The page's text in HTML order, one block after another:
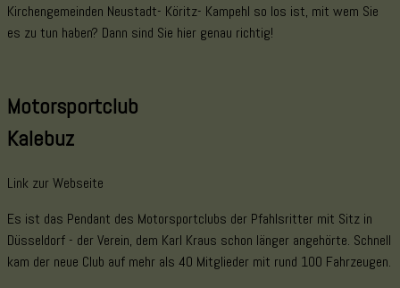
Kirchengemeinden Neustadt- Köritz- Kampehl so los ist, mit wem Sie
es zu tun haben? Dann sind Sie hier genau richtig!
Motorsportclub
Kalebuz
Link zur Webseite
Es ist das Pendant des Motorsportclubs der Pfahlsritter mit Sitz in
Düsseldorf - der Verein, dem Karl Kraus schon länger angehörte. Schnell
kam der neue Club auf mehr als 40 Mitglieder mit rund 100 Fahrzeugen.